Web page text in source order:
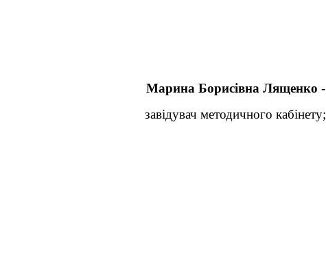
Марина Борисівна Лященко -
завідувач методичного кабінету;